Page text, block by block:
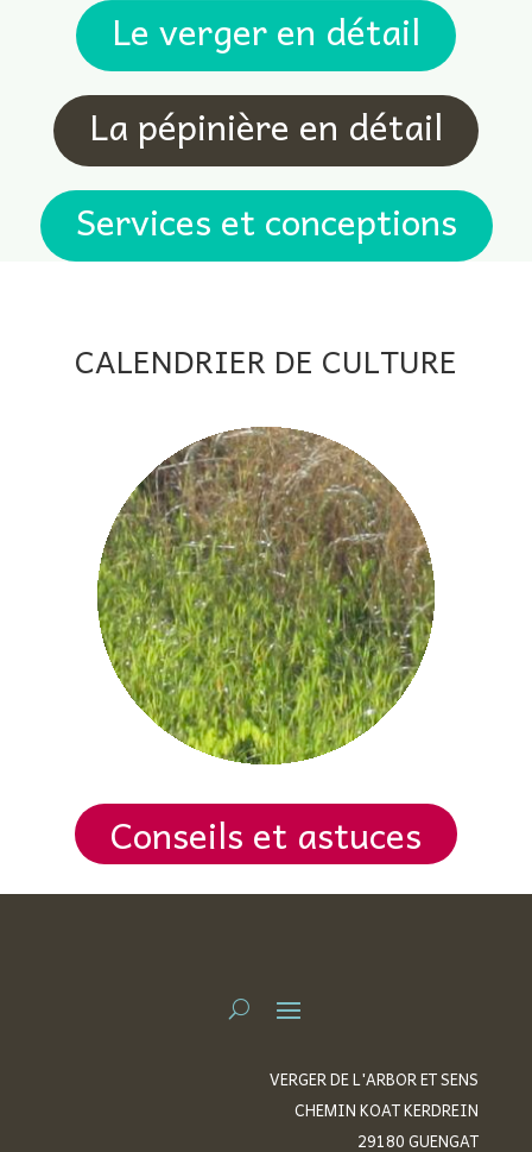
Le verger en détail
La pépinière en détail
Services et conceptions
CALENDRIER DE CULTURE
Conseils et astuces
VERGER DE L'ARBOR ET SENS
CHEMIN KOAT KERDREIN
29180 GUENGAT